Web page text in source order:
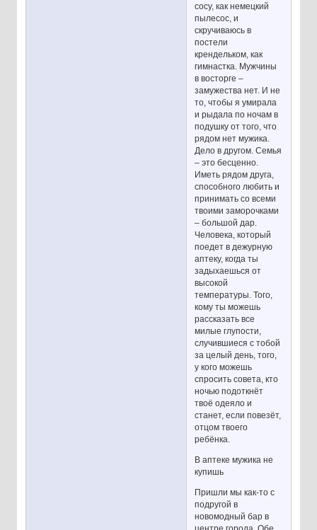
сосу, как немецкий
пылесос, и
скручиваюсь в
постели
крендельком, как
гимнастка. Мужчины
в восторге –
замужества нет. И не
то, чтобы я умирала
и рыдала по ночам в
подушку от того, что
рядом нет мужика.
Дело в другом. Семья
– это бесценно.
Иметь рядом друга,
способного любить и
принимать со всеми
твоими заморочками
– большой дар.
Человека, который
поедет в дежурную
аптеку, когда ты
задыхаешься от
высокой
температуры. Того,
кому ты можешь
рассказать все
милые глупости,
случившиеся с тобой
за целый день, того,
у кого можешь
спросить совета, кто
ночью подоткнёт
твоё одеяло и
станет, если повезёт,
отцом твоего
ребёнка.
В аптеке мужика не
купишь
Пришли мы как-то с
подругой в
новомодный бар в